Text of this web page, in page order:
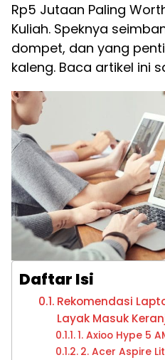
Rp5 Jutaan Paling
Kuliah. Speknya
dompet, dan yang
kaleng. Baca artikel ini
Daftar Isi
Rekomendasi
Layak Masuk
1. Axioo Hype 5
2. Acer Aspire